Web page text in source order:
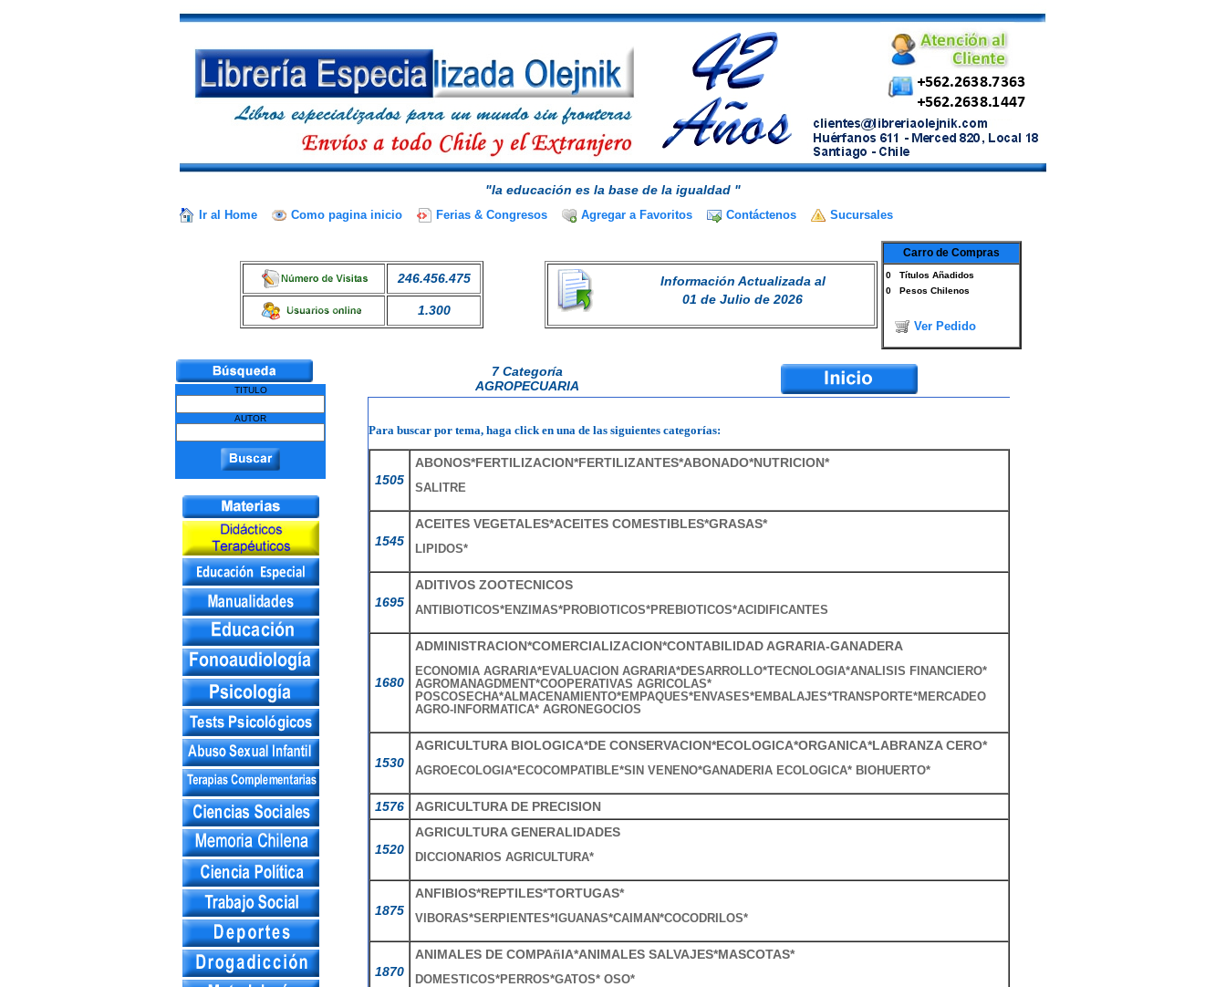
"la educación es la base de la igualdad "
Ir al Home Como pagina inicio Ferias & Congresos Agregar a Favoritos Contáctenos Sucursales
246.456.475
1.300
Información Actualizada al
01 de Julio de 2026
Carro de Compras
0 Títulos Añadidos
0 Pesos Chilenos
Ver Pedido
TITULO
AUTOR
7 Categoría
AGROPECUARIA
Para buscar por tema, haga click en una de las siguientes categorías:
1505
ABONOS*FERTILIZACION*FERTILIZANTES*ABONADO*NUTRICION*
SALITRE
1545
ACEITES VEGETALES*ACEITES COMESTIBLES*GRASAS*
LIPIDOS*
1695
ADITIVOS ZOOTECNICOS
ANTIBIOTICOS*ENZIMAS*PROBIOTICOS*PREBIOTICOS*ACIDIFICANTES
1680
ADMINISTRACION*COMERCIALIZACION*CONTABILIDAD AGRARIA-GANADERA
ECONOMIA AGRARIA*EVALUACION AGRARIA*DESARROLLO*TECNOLOGIA*ANALISIS FINANCIERO*
AGROMANAGDMENT*COOPERATIVAS AGRICOLAS*
POSCOSECHA*ALMACENAMIENTO*EMPAQUES*ENVASES*EMBALAJES*TRANSPORTE*MERCADEO
AGRO-INFORMATICA* AGRONEGOCIOS
1530
AGRICULTURA BIOLOGICA*DE CONSERVACION*ECOLOGICA*ORGANICA*LABRANZA CERO*
AGROECOLOGIA*ECOCOMPATIBLE*SIN VENENO*GANADERIA ECOLOGICA* BIOHUERTO*
1576 AGRICULTURA DE PRECISION
1520
AGRICULTURA GENERALIDADES
DICCIONARIOS AGRICULTURA*
1875
ANFIBIOS*REPTILES*TORTUGAS*
VIBORAS*SERPIENTES*IGUANAS*CAIMAN*COCODRILOS*
1870
ANIMALES DE COMPAñIA*ANIMALES SALVAJES*MASCOTAS*
DOMESTICOS*PERROS*GATOS* OSO*